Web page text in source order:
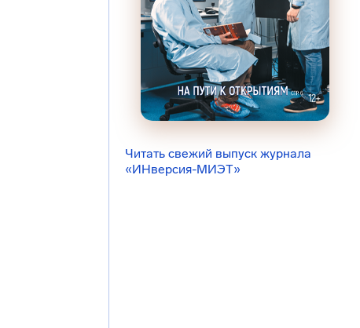
Читать свежий выпуск журнала
«ИНверсия-МИЭТ»